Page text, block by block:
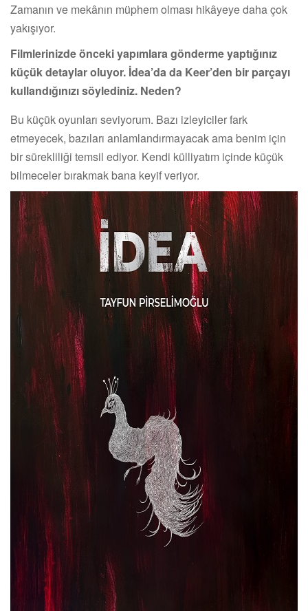
Zamanın ve mekânın müphem olması hikâyeye daha çok
yakışıyor.
Filmlerinizde önceki yapımlara gönderme yaptığınız
küçük detaylar oluyor. İdea’da da Keer’den bir parçayı
kullandığınızı söylediniz. Neden?
Bu küçük oyunları seviyorum. Bazı izleyiciler fark
etmeyecek, bazıları anlamlandırmayacak ama benim için
bir sürekliliği temsil ediyor. Kendi külliyatım içinde küçük
bilmeceler bırakmak bana keyif veriyor.